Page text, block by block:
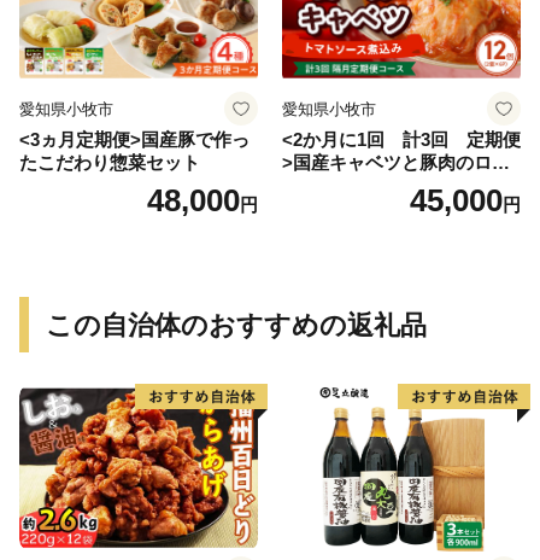
愛知県小牧市
<3ヵ月定期便>国産豚で作っ
たこだわり惣菜セット
48,000円
愛知県小牧市
<2か月に1回 計3回 定期便
>国産キャベツと豚肉のロー
ルキャベツ（6P入り）
45,000円
この自治体のおすすめの返礼品